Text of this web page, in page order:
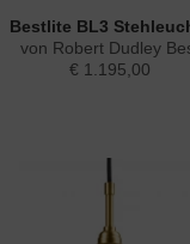
Bestlite BL3
von Robert Dudley
€ 1.195,00